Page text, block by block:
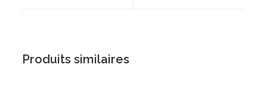
Produits similaires